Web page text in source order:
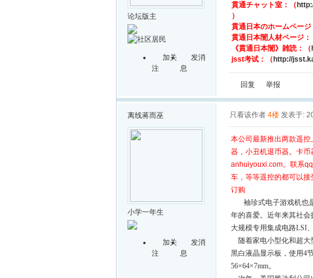
论坛版主
加关
注
发消
息
貫通チャット室：（
）
貫通日本のホームページ
貫通日本誾人材ページ：
《貫通日本誾》雑読：（
jsst考试：（ http://
回复 举报
离线蒋而巫
小学一年生
加关
注
发消
息
只看该作者 4楼 发表于:
本公司最新推出两款遥
器，小丑机退币器。卡币
anhuiyouxi.com。联系
车，等等遥控的都可以接
订购
袖珍式电子游戏机也是
年的喜爱。近年来其社
大规模专用集成电路LSI
随着家电小型化和超大
黑白液晶显示板，使用4
56×64×7mm。